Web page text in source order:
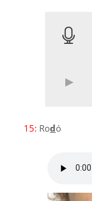
15: Rodó